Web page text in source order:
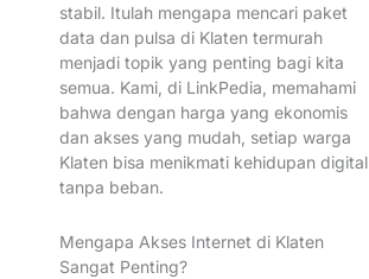
stabil. Itulah mengapa mencari paket
data dan pulsa di Klaten termurah
menjadi topik yang penting bagi kita
semua. Kami, di LinkPedia, memahami
bahwa dengan harga yang ekonomis
dan akses yang mudah, setiap warga
Klaten bisa menikmati kehidupan digital
tanpa beban.
Mengapa Akses Internet di Klaten
Sangat Penting?